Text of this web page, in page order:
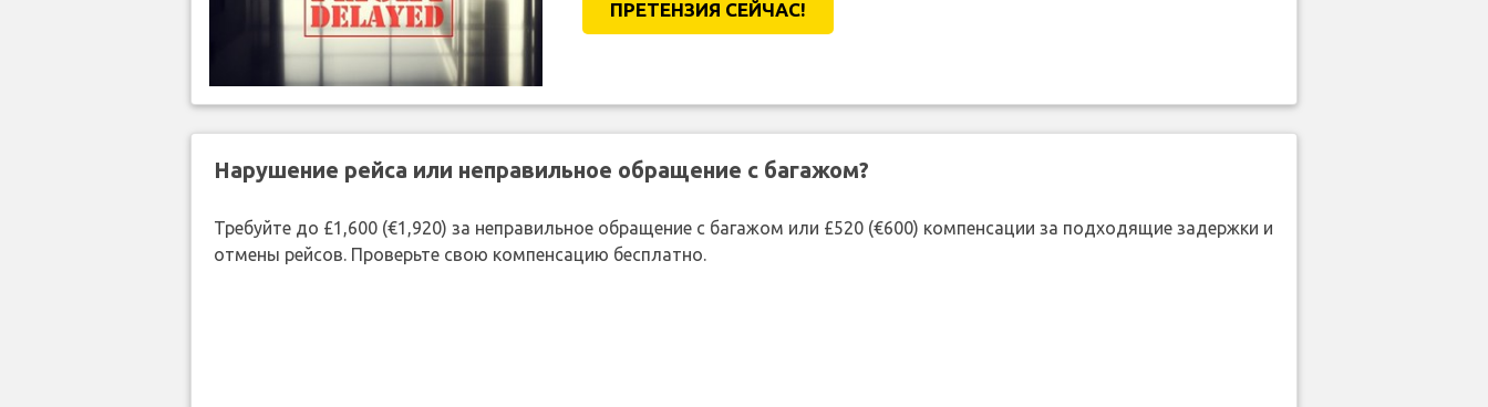
ПРЕТЕНЗИЯ CЕЙЧАС!
Нарушение рейса или неправильное обращение с багажом?
Требуйте до £1,600 (€1,920) за неправильное обращение с багажом или £520 (€600) компенсации за подходящие задержки и
отмены рейсов. Проверьте свою компенсацию бесплатно.